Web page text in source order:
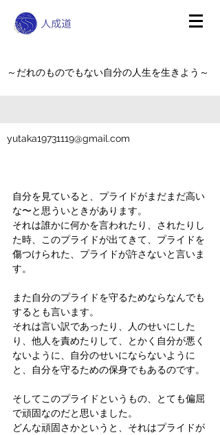
～だれのものでもない自分の人生を生きよう～
yutaka19731119@gmail.com
自分を見ていると、プライドがまだまだ高い
な〜と思ういときがあります。
それは誰かに何かを言われたり、されたりし
た時、このプライドが出てきて、プライドを
傷つけられた、プライドが許さないと言いま
す。
また自分のプライドを守るためならなんでも
するとも言います。
それは言い訳であったり、人のせいにした
り、他人を責めたりして、とかく自分が悪く
ないように、自分のせいにならないように
と、自分を守るための保身でもあるのです。
そしてこのプライドというもの、とても偏屈
で頑固なのだと思いました。
どんな頑固さかというと、それはプライドが